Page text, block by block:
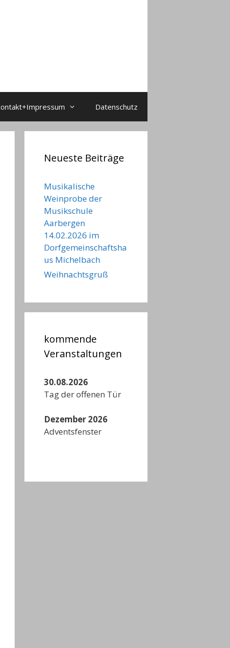
Datenschutz
Neueste Beiträge
Musikalische
Weinprobe der
Musikschule
Aarbergen
14.02.2026 im
Dorfgemeinschaftsha
us Michelbach
Weihnachtsgruß
kommende
Veranstaltungen
30.08.2026
Tag der offenen Tür
Dezember 2026
Adventsfenster